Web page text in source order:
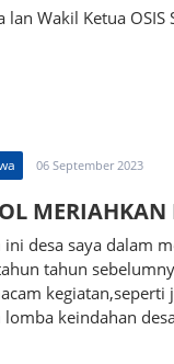
lan Wakil Ketua
06 September 2023
MERIAHKAN
ini desa saya dalam
tahun
keindahan